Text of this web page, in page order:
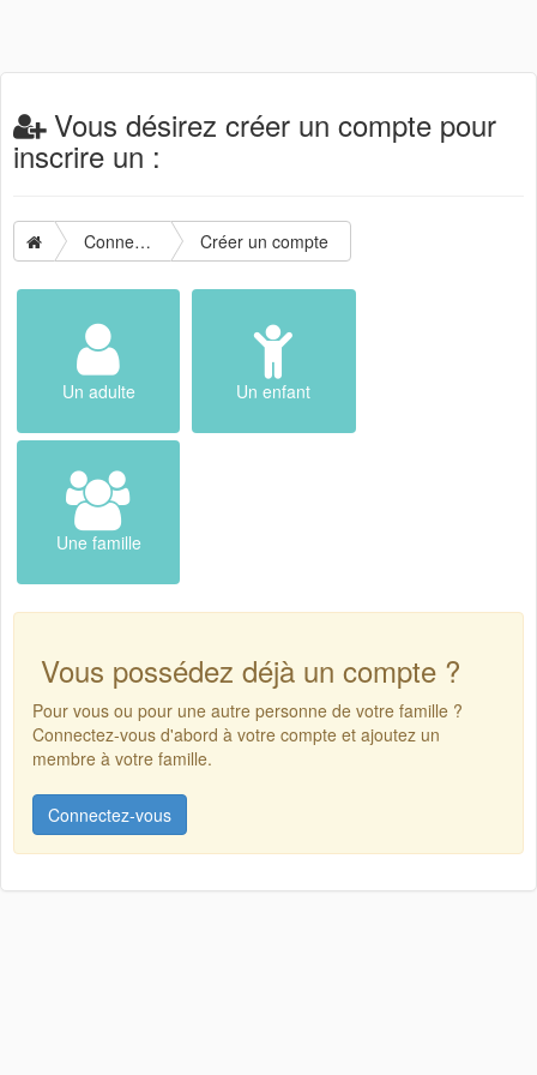
Vous désirez créer un compte pour
inscrire un :
Connexion Créer un compte
Un adulte Un enfant
Une famille
Vous possédez déjà un compte ?
Pour vous ou pour une autre personne de votre famille ?
Connectez-vous d'abord à votre compte et ajoutez un
membre à votre famille.
Connectez-vous